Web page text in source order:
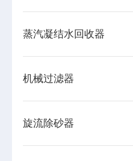
蒸汽凝结水回收器
机械过滤器
旋流除砂器